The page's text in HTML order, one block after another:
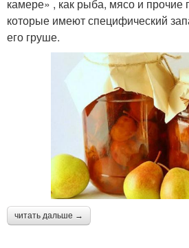
камере» , как рыба, мясо и прочие
которые имеют специфический
его груше.
читать дальше →